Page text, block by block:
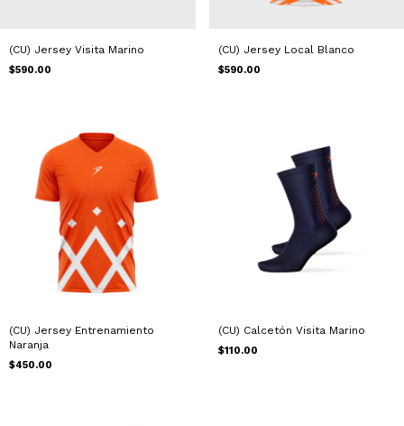
(CU) Jersey Visita Marino
$590.00
(CU) Jersey Local Blanco
$590.00
(CU) Jersey Entrenamiento
Naranja
$450.00
(CU) Calcetón Visita Marino
$110.00